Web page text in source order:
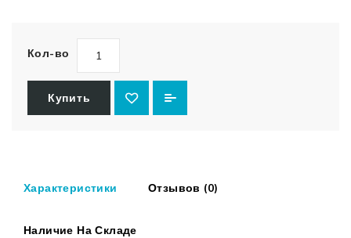
Кол-во
Купить
Характеристики Отзывов (0)
Наличие На Складе